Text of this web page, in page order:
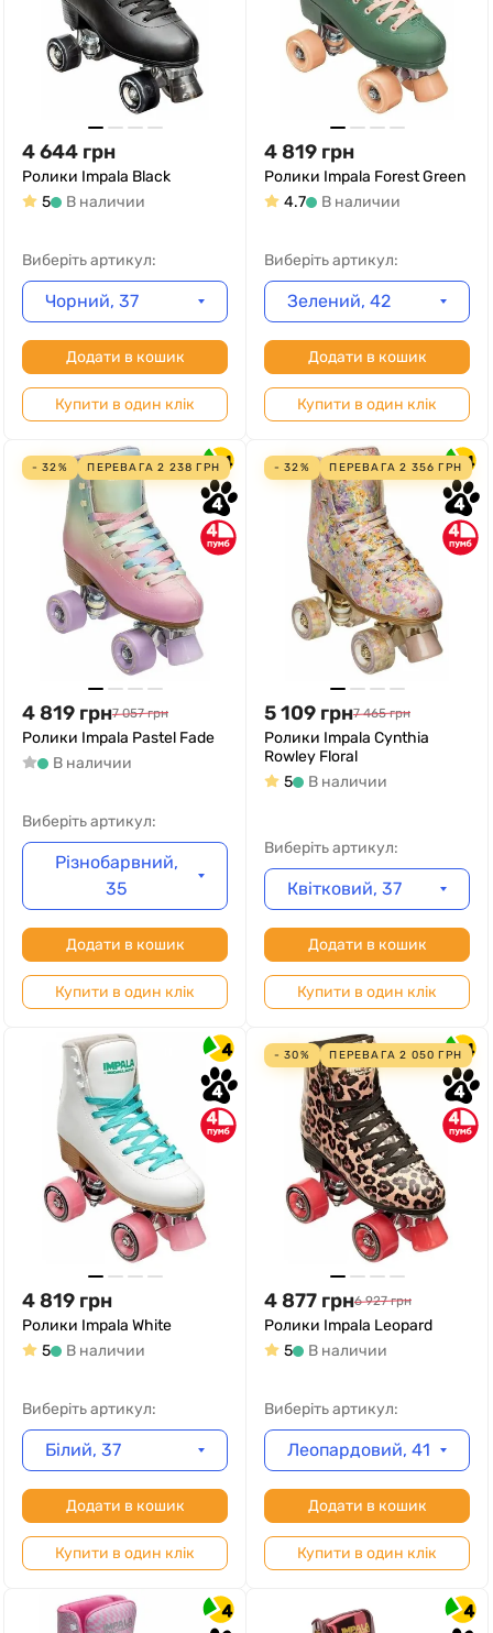
4 644 грн
Ролики Impala Black
5
В наличии
Виберіть артикул:
Чорний, 37
Додати в кошик
Купити в один клік
4 819 грн
Ролики Impala Forest Green
4.7
В наличии
Виберіть артикул:
Зелений, 42
Додати в кошик
Купити в один клік
4
4
4
- 32% ПЕРЕВАГА2 238 ГРН
4 819 грн7 057 грн
Ролики Impala Pastel Fade
В наличии
Виберіть артикул:
Різнобарвний,
35
Додати в кошик
Купити в один клік
4
4
4
- 32% ПЕРЕВАГА2 356 ГРН
5 109 грн7 465 грн
Ролики Impala Cynthia
Rowley Floral
5
В наличии
Виберіть артикул:
Квітковий, 37
Додати в кошик
Купити в один клік
4
4
4
4 819 грн
Ролики Impala White
5
В наличии
Виберіть артикул:
Білий, 37
Додати в кошик
Купити в один клік
4
4
4
- 30% ПЕРЕВАГА2 050 ГРН
4 877 грн6 927 грн
Ролики Impala Leopard
5
В наличии
Виберіть артикул:
Леопардовий, 41
Додати в кошик
Купити в один клік
4 4